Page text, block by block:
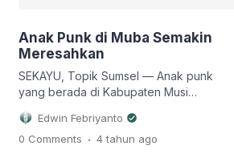
Anak Punk di Muba Semakin
Meresahkan
SEKAYU, Topik Sumsel — Anak punk
yang berada di Kabupaten Musi
sangat meresahkan. Hal ini terlihat saat
belasan anak punk diamankan oleh Sat
Edwin Febriyanto
0 Comments . 4 tahun ago